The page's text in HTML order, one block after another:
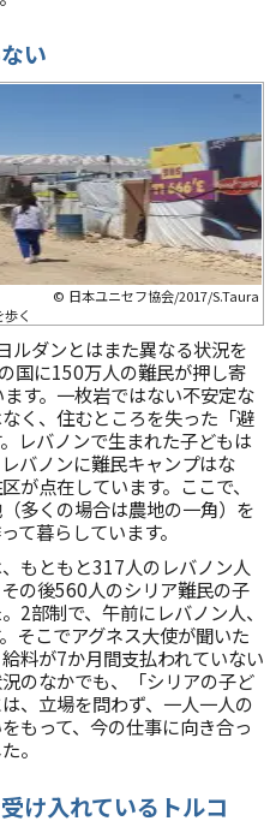
い
© 日本ユニセフ協会/2017/S.Taura
く
ルダンとはまた異なる状況を
国に150万人の難民が押し寄
す。一枚岩ではない不安定な
く、住むところを失った「避
レバノンで生まれた子どもは
バノンに難民キャンプはな
が点在しています。ここで、
多くの場合は農地の一角）を
て暮らしています。
もともと317人のレバノン人
の後560人のシリア難民の子
2部制で、午前にレバノン人、
そこでアグネス大使が聞いた
料が7か月間支払われていない
のなかでも、「シリアの子ど
、立場を問わず、一人一人の
もって、今の仕事に向き合っ
。
け入れているトルコ